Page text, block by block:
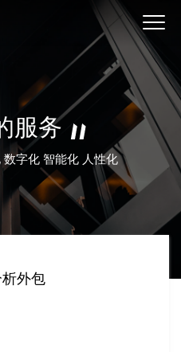
服务
字化 智能化 人性化
外包